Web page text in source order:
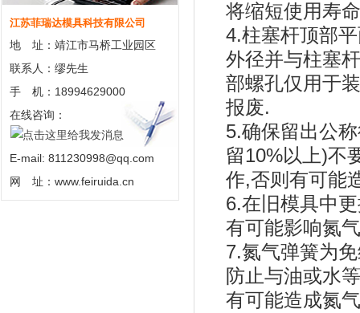
江苏菲瑞达模具科技有限公司
地 址：靖江市马桥工业园区
联系人：缪先生
手 机：18994629000
在线咨询：
E-mail: 811230998@qq.com
网 址：www.feiruida.cn
将缩短使用寿
4.柱塞杆顶部
外径并与柱塞
部螺孔仅用于
报废.
5.确保留出公
留10%以上)不
作,否则有可能
6.在旧模具中
有可能影响氮
7.氮气弹簧为
防止与油或水
有可能造成氮